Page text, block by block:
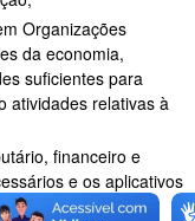
Organizações
da economia,
suficientes para
atividades relativas à
financeiro e
e os aplicativos